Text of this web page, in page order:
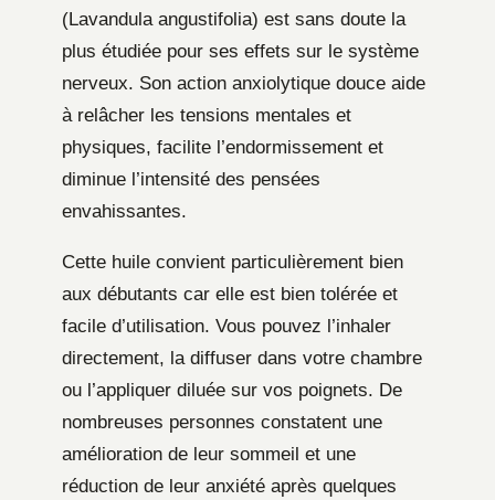
(Lavandula angustifolia) est sans doute la
plus étudiée pour ses effets sur le système
nerveux. Son action anxiolytique douce aide
à relâcher les tensions mentales et
physiques, facilite l’endormissement et
diminue l’intensité des pensées
envahissantes.
Cette huile convient particulièrement bien
aux débutants car elle est bien tolérée et
facile d’utilisation. Vous pouvez l’inhaler
directement, la diffuser dans votre chambre
ou l’appliquer diluée sur vos poignets. De
nombreuses personnes constatent une
amélioration de leur sommeil et une
réduction de leur anxiété après quelques